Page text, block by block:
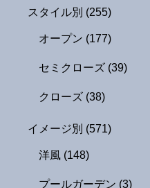
スタイル別 (255)
オープン (177)
セミクローズ (39)
クローズ (38)
イメージ別 (571)
洋風 (148)
プールガーデン (3)